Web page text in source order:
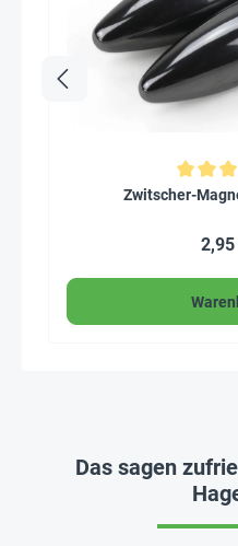
Durchschnittliche
Zwitscher-
Das sagen